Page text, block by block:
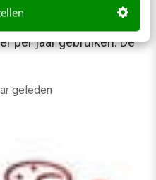
heeft zal hem
per jaar gebruiken. De
geleden